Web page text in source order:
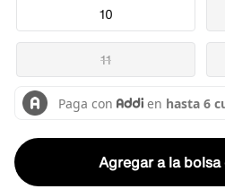
10
11
Agregar a la